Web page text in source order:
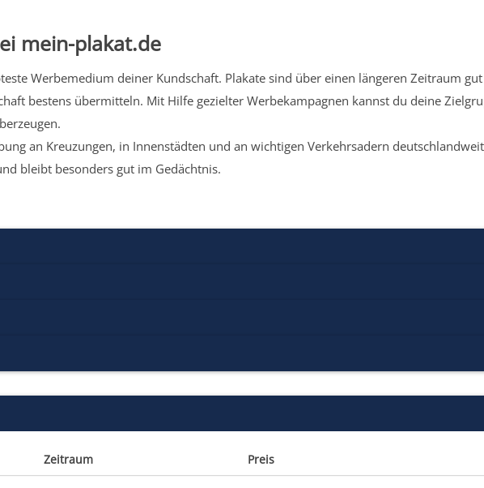
mein-plakat.de
Werbemedium deiner Kundschaft. Plakate sind über einen längeren Zeitraum
bestens übermitteln. Mit Hilfe gezielter Werbekampagnen kannst du deine
an Kreuzungen, in Innenstädten und an wichtigen Verkehrsadern
bleibt besonders gut im Gedächtnis.
Zeitraum Preis